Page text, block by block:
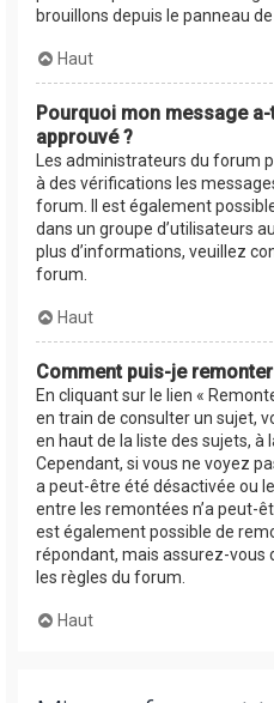
brouillons depuis le panneau
Haut
Pourquoi mon message a-
approuvé ?
Les administrateurs du forum
à des vérifications les
forum. Il est également
dans un groupe d’utilisateurs
plus d’informations, veuillez
forum.
Haut
Comment puis-je
En cliquant sur le lien «
en train de consulter un sujet,
en haut de la liste des sujets, à
Cependant, si vous ne voyez
a peut-être été désactivée ou
entre les remontées n’a peut-
est également possible de
répondant, mais assurez-
les règles du forum.
Haut